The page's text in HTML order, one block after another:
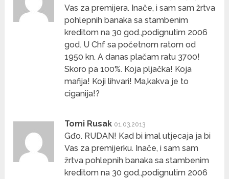
Vas za premijera. Inače, i sam sam žrtva
pohlepnih banaka sa stambenim
kreditom na 30 god.,podignutim 2006
god. U Chf sa početnom ratom od
1950 kn. A danas plačam ratu 3700!
Skoro pa 100%. Koja pljačka! Koja
mafija! Koji lihvari! Ma,kakva je to
ciganija!?
Tomi Rusak 01.03.2013
Gđo. RUDAN! Kad bi imal utjecaja ja bi
Vas za premijerku. Inače, i sam sam
žrtva pohlepnih banaka sa stambenim
kreditom na 30 god.,podignutim 2006